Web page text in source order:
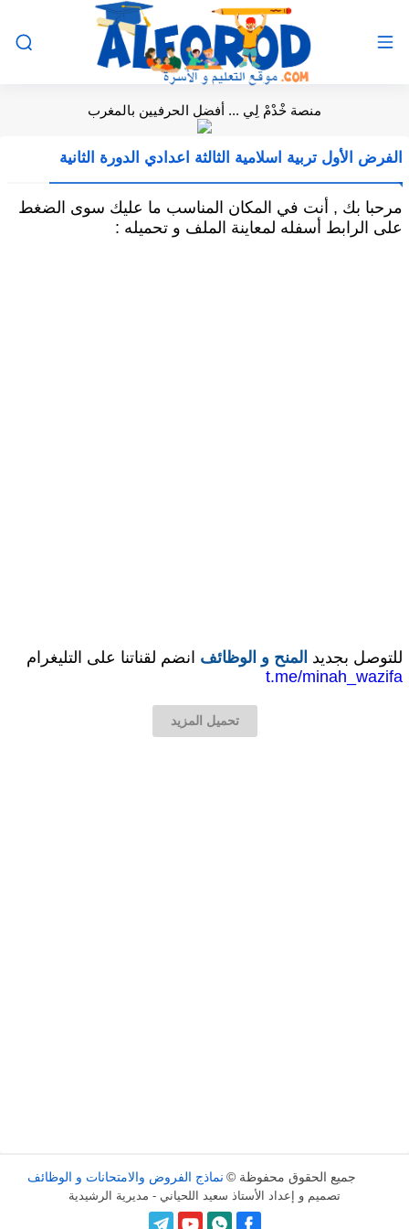
منصة خْدْمْ لِي ... أفضل الحرفيين بالمغرب
الفرض الأول تربية اسلامية الثالثة اعدادي الدورة الثانية
مرحبا بك , أنت في المكان المناسب ما عليك سوى الضغط
على الرابط أسفله لمعاينة الملف و تحميله :
للتوصل بجديد المنح و الوظائف انضم لقناتنا على التليغرام
t.me/minah_wazifa
تحميل المزيد
جميع الحقوق محفوظة © نماذج الفروض والامتحانات و الوظائف
تصميم و إعداد الأستاذ سعيد اللحياني - مديرية الرشيدية